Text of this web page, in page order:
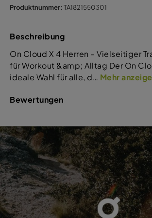
Produktnummer:TA1821550301
Beschreibung
On Cloud X 4 Herren – Vielseitiger
für Workout &amp; Alltag Der On
ideale Wahl für alle, d… Mehr
Bewertungen